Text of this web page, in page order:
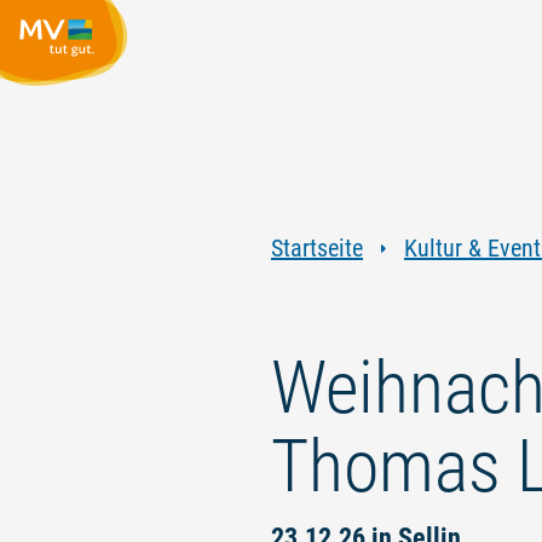
Startseite Kultur &
Thomas